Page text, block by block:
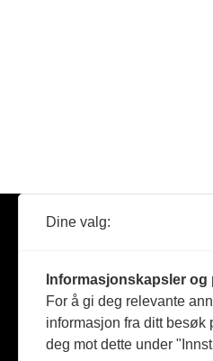
Dine valg:
Informasjonskapsler og
For å gi deg relevante
informasjon fra ditt besøk
deg mot dette under